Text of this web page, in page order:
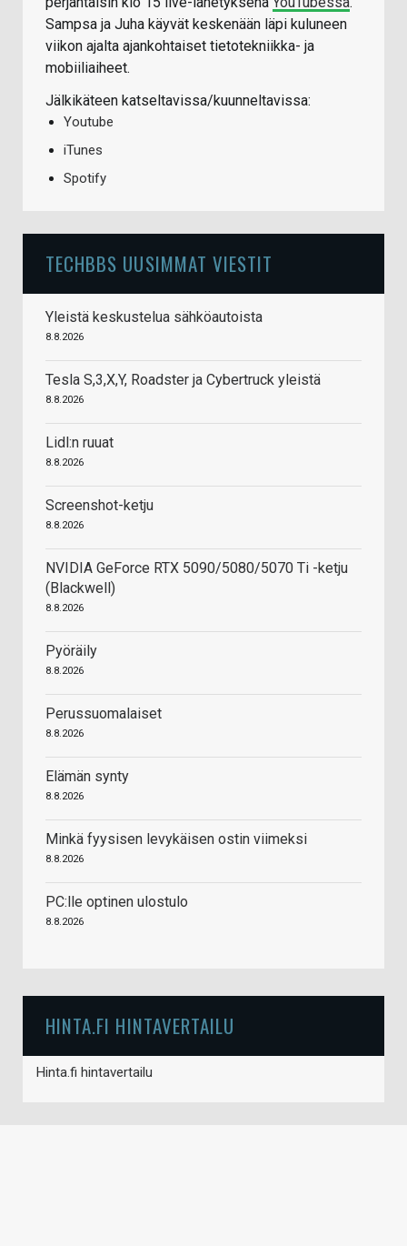
Sampsa ja Juha käyvät keskenään läpi kuluneen
viikon ajalta ajankohtaiset tietotekniikka- ja
mobiiliaiheet.
Jälkikäteen katseltavissa/kuunneltavissa:
Youtube
iTunes
Spotify
TECHBBS UUSIMMAT VIESTIT
Yleistä keskustelua sähköautoista
8.8.2026
Tesla S,3,X,Y, Roadster ja Cybertruck yleistä
8.8.2026
Lidl:n ruuat
8.8.2026
Screenshot-ketju
8.8.2026
NVIDIA GeForce RTX 5090/5080/5070 Ti -ketju
(Blackwell)
8.8.2026
Pyöräily
8.8.2026
Perussuomalaiset
8.8.2026
Elämän synty
8.8.2026
Minkä fyysisen levykäisen ostin viimeksi
8.8.2026
PC:lle optinen ulostulo
8.8.2026
HINTA.FI HINTAVERTAILU
Hinta.fi hintavertailu